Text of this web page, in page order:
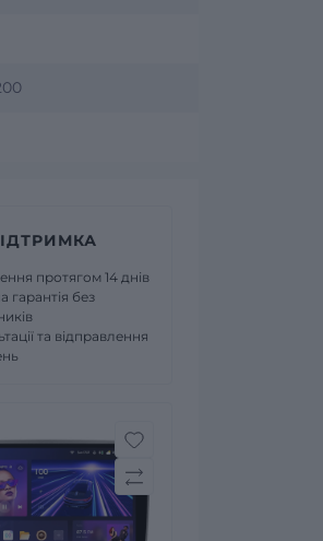
протягом 14 днів
гарантія без
та відправлення